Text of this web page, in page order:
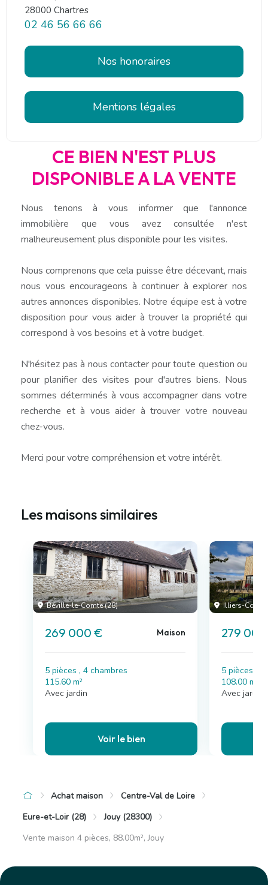
28000 Chartres
02 46 56 66 66
Nos honoraires
Mentions légales
CE BIEN N'EST PLUS
DISPONIBLE A LA VENTE
Nous tenons à vous informer que l'annonce
immobilière que vous avez consultée n'est
malheureusement plus disponible pour les visites.
Nous comprenons que cela puisse être décevant, mais
nous vous encourageons à continuer à explorer nos
autres annonces disponibles. Notre équipe est à votre
disposition pour vous aider à trouver la propriété qui
correspond à vos besoins et à votre budget.
N'hésitez pas à nous contacter pour toute question ou
pour planifier des visites pour d'autres biens. Nous
sommes déterminés à vous accompagner dans votre
recherche et à vous aider à trouver votre nouveau
chez-vous.
Merci pour votre compréhension et votre intérêt.
Les maisons similaires
Béville-le-Comte (28)
269 000 € Maison
5 pièces , 4 chambres
115.60 m²
Avec jardin
Voir le bien
Illiers-
279
5 pièces , 3
108.00 m²
Avec jardin
Achat maison
Centre-Val de Loire
Eure-et-Loir (28)
Jouy (28300)
Vente maison 4 pièces, 88.00m², Jouy